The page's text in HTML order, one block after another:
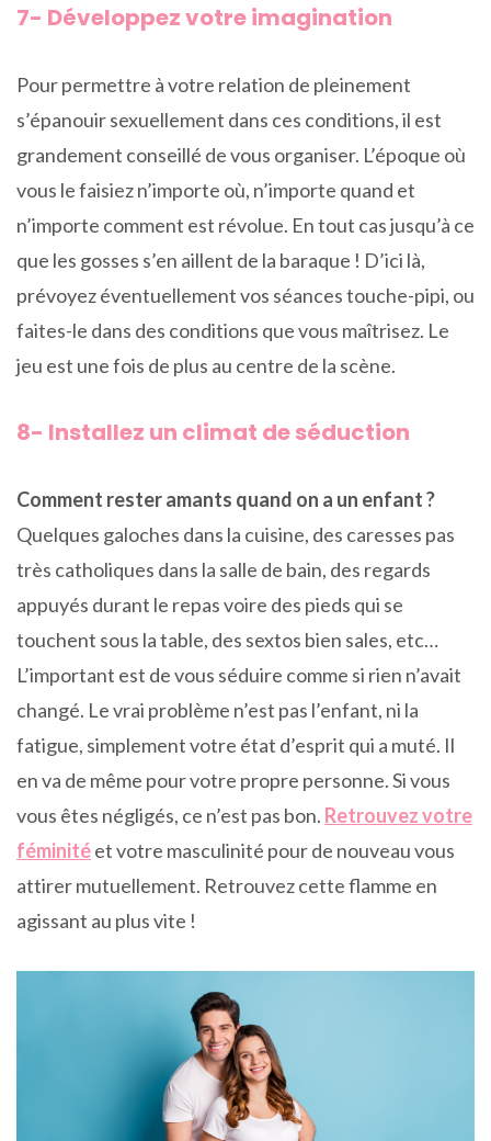
7- Développez votre imagination
Pour permettre à votre relation de pleinement
s’épanouir sexuellement dans ces conditions, il est
grandement conseillé de vous organiser. L’époque où
vous le faisiez n’importe où, n’importe quand et
n’importe comment est révolue. En tout cas jusqu’à ce
que les gosses s’en aillent de la baraque ! D’ici là,
prévoyez éventuellement vos séances touche-pipi, ou
faites-le dans des conditions que vous maîtrisez. Le
jeu est une fois de plus au centre de la scène.
8- Installez un climat de séduction
Comment rester amants quand on a un enfant ?
Quelques galoches dans la cuisine, des caresses pas
très catholiques dans la salle de bain, des regards
appuyés durant le repas voire des pieds qui se
touchent sous la table, des sextos bien sales, etc…
L’important est de vous séduire comme si rien n’avait
changé. Le vrai problème n’est pas l’enfant, ni la
fatigue, simplement votre état d’esprit qui a muté. Il
en va de même pour votre propre personne. Si vous
vous êtes négligés, ce n’est pas bon. Retrouvez votre
féminitéet votre masculinité pour de nouveau vous
attirer mutuellement. Retrouvez cette flamme en
agissant au plus vite !